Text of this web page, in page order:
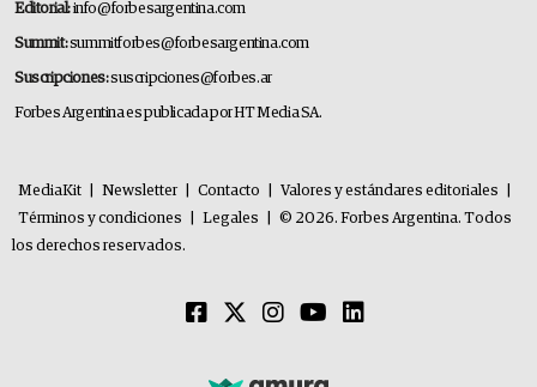
Editorial:info@forbesargentina.com
Summit:summitforbes@forbesargentina.com
Suscripciones:suscripciones@forbes.ar
Forbes Argentina es publicada por HT Media SA.
MediaKit Newsletter Contacto Valores y estándares editoriales
Términos y condiciones
Legales
© 2026. Forbes Argentina. Todos
los derechos reservados.